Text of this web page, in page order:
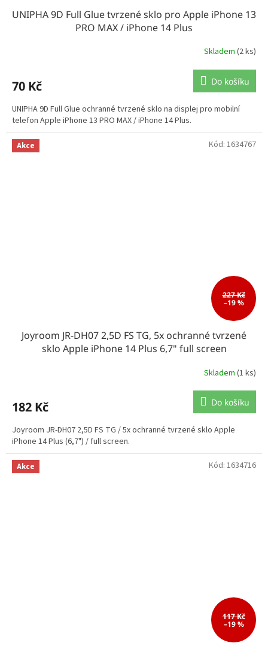
UNIPHA 9D Full Glue tvrzené sklo pro Apple iPhone 13
PRO MAX / iPhone 14 Plus
Skladem (2 ks)
70 Kč Do košíku
UNIPHA 9D Full Glue ochranné tvrzené sklo na displej pro mobilní
telefon Apple iPhone 13 PRO MAX / iPhone 14 Plus.
Akce
227 Kč
–19 %
Joyroom JR-DH07 2,5D FS TG, 5x ochranné tvrzené
sklo Apple iPhone 14 Plus 6,7" full screen
Skladem (1 ks)
182 Kč Do košíku
Joyroom JR-DH07 2,5D FS TG / 5x ochranné tvrzené sklo Apple
iPhone 14 Plus (6,7") / full screen.
Kód: 1634767
Akce
117 Kč
–19 %
Kód: 1634716